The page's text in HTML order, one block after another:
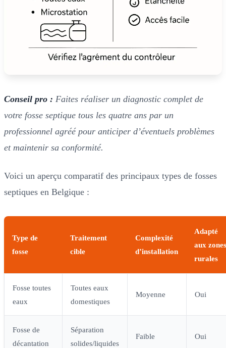
Conseil pro : Faites réaliser un diagnostic complet de
votre fosse septique tous les quatre ans par un
professionnel agréé pour anticiper d’éventuels problèmes
et maintenir sa conformité.
Voici un aperçu comparatif des principaux types de fosses
septiques en Belgique :
Type de
fosse
Traitement
cible
Complexité
d’installation
Adapté
aux zones
rurales
Fosse toutes
eaux
Toutes eaux
domestiques
Moyenne Oui
Fosse de
décantation
Séparation
solides/liquides
Faible Oui